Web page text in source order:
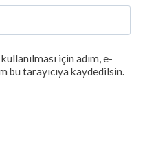
için adım, e-
bu tarayıcıya kaydedilsin.